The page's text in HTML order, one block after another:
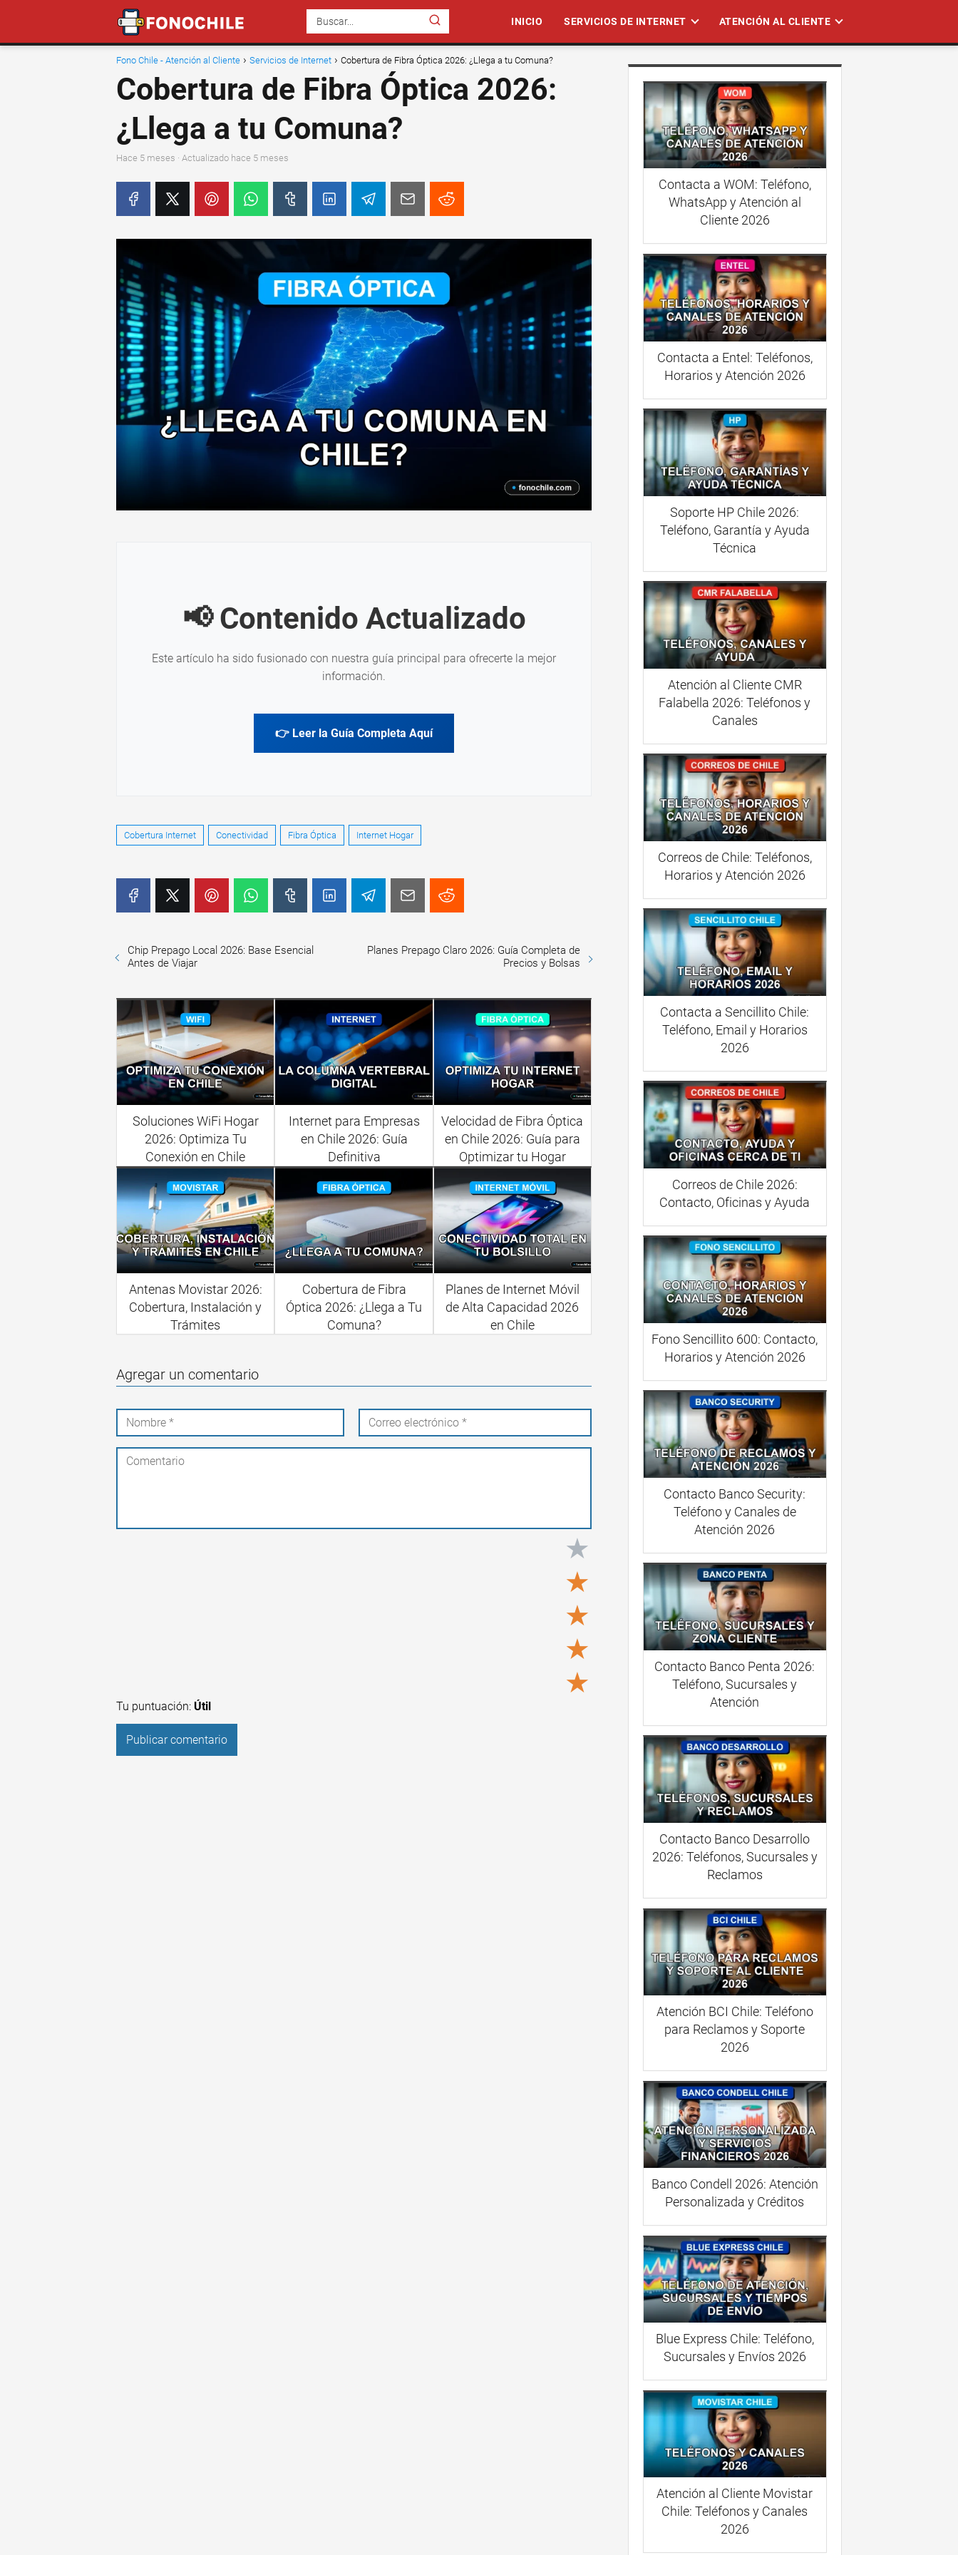
INICIO SERVICIOS DE INTERNET ATENCIÓN AL CLIENTE
Fono Chile - Atención al Cliente Servicios de Internet Cobertura de Fibra Óptica 2026: ¿Llega a tu Comuna?
Cobertura de Fibra Óptica 2026:
¿Llega a tu Comuna?
hace 5 meses · Actualizado hace 5 meses
📢 Contenido Actualizado
Este artículo ha sido fusionado con nuestra guía principal para ofrecerte la mejor
información.
👉 Leer la Guía Completa Aquí
Cobertura Internet Conectividad Fibra Óptica Internet Hogar
Chip Prepago Local 2026: Base Esencial
Antes de Viajar
Planes Prepago Claro 2026: Guía Completa de
Precios y Bolsas
Soluciones WiFi Hogar
2026: Optimiza Tu
Conexión en Chile
Internet para Empresas
en Chile 2026: Guía
Definitiva
Velocidad de Fibra Óptica
en Chile 2026: Guía para
Optimizar tu Hogar
Antenas Movistar 2026:
Cobertura, Instalación y
Trámites
Cobertura de Fibra
Óptica 2026: ¿Llega a Tu
Comuna?
Planes de Internet Móvil
de Alta Capacidad 2026
en Chile
Agregar un comentario
★
★
★
★
★
Tu puntuación: Útil
Contacta a WOM: Teléfono,
WhatsApp y Atención al
Cliente 2026
Contacta a Entel: Teléfonos,
Horarios y Atención 2026
Soporte HP Chile 2026:
Teléfono, Garantía y Ayuda
Técnica
Atención al Cliente CMR
Falabella 2026: Teléfonos y
Canales
Correos de Chile: Teléfonos,
Horarios y Atención 2026
Contacta a Sencillito Chile:
Teléfono, Email y Horarios
2026
Correos de Chile 2026:
Contacto, Oficinas y Ayuda
Fono Sencillito 600: Contacto,
Horarios y Atención 2026
Contacto Banco Security:
Teléfono y Canales de
Atención 2026
Contacto Banco Penta 2026:
Teléfono, Sucursales y
Atención
Contacto Banco Desarrollo
2026: Teléfonos, Sucursales y
Reclamos
Atención BCI Chile: Teléfono
para Reclamos y Soporte
2026
Banco Condell 2026: Atención
Personalizada y Créditos
Blue Express Chile: Teléfono,
Sucursales y Envíos 2026
Atención al Cliente Movistar
Chile: Teléfonos y Canales
2026